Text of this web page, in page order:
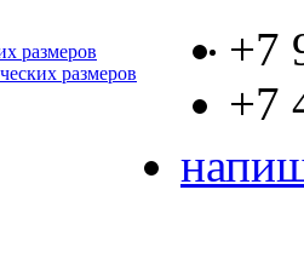
размеров
размеров
+7
+7